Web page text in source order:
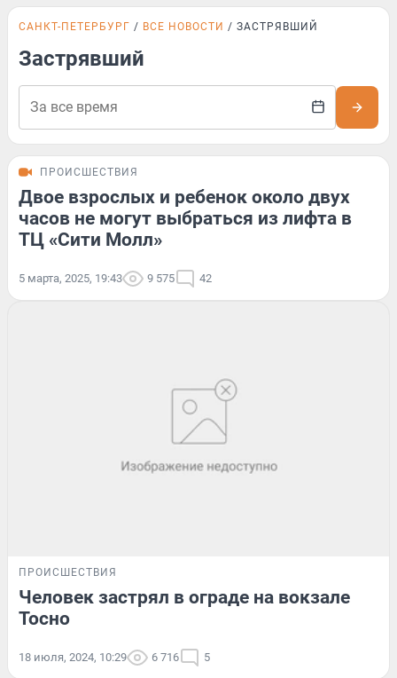
САНКТ-ПЕТЕРБУРГ ВСЕ НОВОСТИ ЗАСТРЯВШИЙ
Застрявший
ПРОИСШЕСТВИЯ
Двое взрослых и ребенок около двух
часов не могут выбраться из лифта в
ТЦ «Сити Молл»
5 марта, 2025, 19:43 9 575 42
ПРОИСШЕСТВИЯ
Человек застрял в ограде на вокзале
Тосно
18 июля, 2024, 10:29 6 716 5